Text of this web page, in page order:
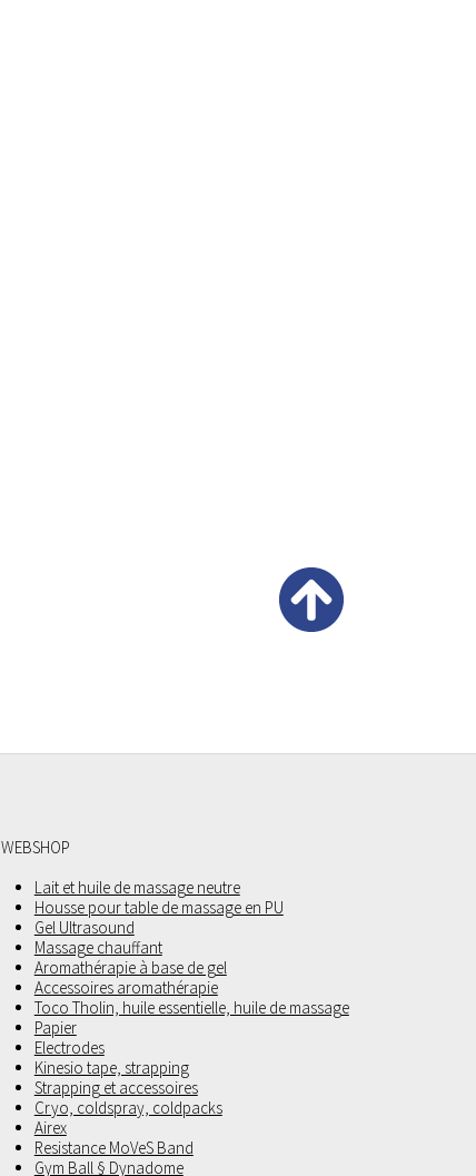
WEBSHOP
Lait et huile de massage neutre
Housse pour table de massage en PU
Gel Ultrasound
Massage chauffant
Aromathérapie à base de gel
Accessoires aromathérapie
Toco Tholin, huile essentielle, huile de massage
Papier
Electrodes
Kinesio tape, strapping
Strapping et accessoires
Cryo, coldspray, coldpacks
Airex
Resistance MoVeS Band
Gym Ball § Dynadome